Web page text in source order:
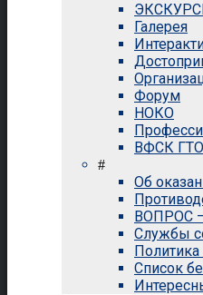
Галерея
Форум
НОКО
ВФСК ГТО
#
Об
ВОПРОС
Службы
Список